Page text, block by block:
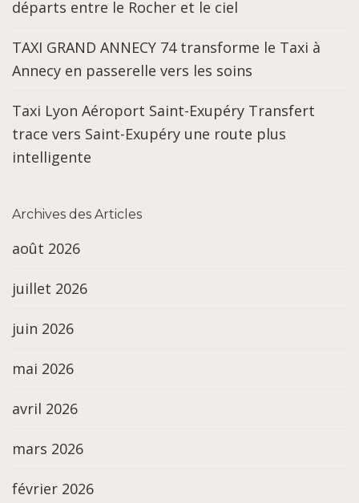
départs entre le Rocher et le ciel
TAXI GRAND ANNECY 74 transforme le Taxi à
Annecy en passerelle vers les soins
Taxi Lyon Aéroport Saint-Exupéry Transfert
trace vers Saint-Exupéry une route plus
intelligente
Archives des Articles
août 2026
juillet 2026
juin 2026
mai 2026
avril 2026
mars 2026
février 2026